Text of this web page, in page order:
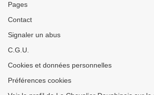
Pages
Contact
Signaler un abus
C.G.U.
Cookies et données personnelles
Préférences cookies